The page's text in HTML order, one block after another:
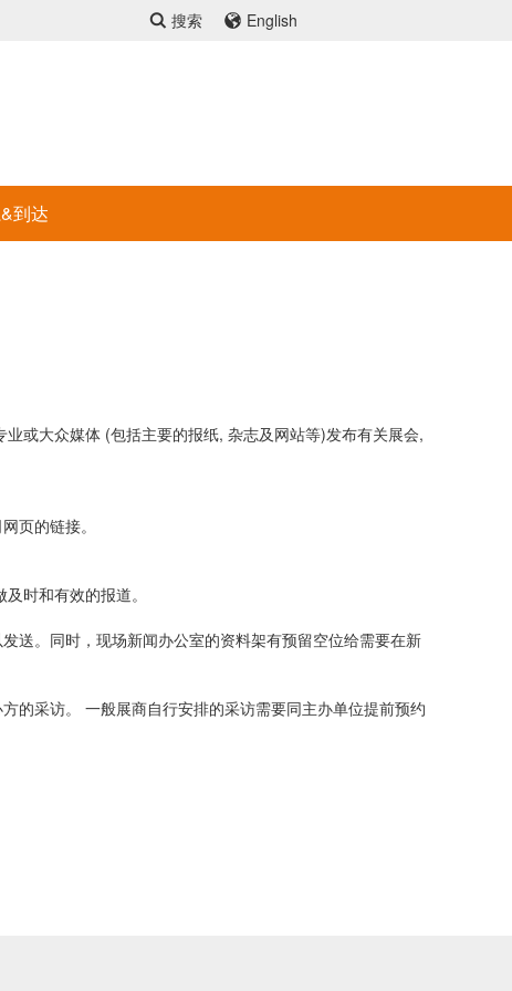
搜索 English
到达
或大众媒体 (包括主要的报纸, 杂志及网站等)发布有关展会,
页的链接。
时和有效的报道。
送。同时，现场新闻办公室的资料架有预留空位给需要在新
的采访。 一般展商自行安排的采访需要同主办单位提前预约